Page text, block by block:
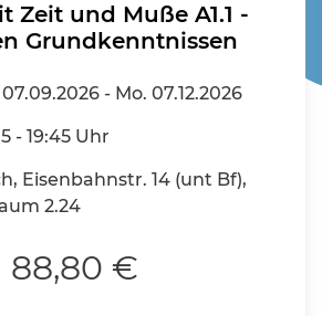
Zeit und Muße A1.1 -
Grundkenntnissen
07.09.2026 - Mo. 07.12.2026
- 19:45 Uhr
Eisenbahnstr. 14 (unt Bf),
2.24
88,80 €